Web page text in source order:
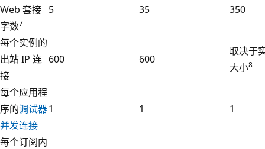
Web 套接
字数7
5 35 350
每个实例的
出站 IP 连
接
600 600
取决于
大小8
每个应用程
序的调试器
并发连接
1 1 1
每个订阅内